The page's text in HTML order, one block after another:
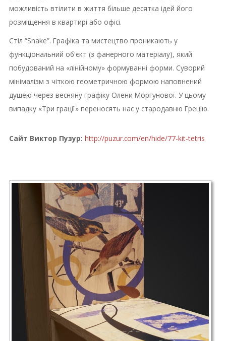
можливість втілити в життя більше десятка ідей його
розміщення в квартирі або офісі.
Стіл “Snake”. Графіка та мистецтво проникають у
функціональний об'єкт (з фанерного матеріалу), який
побудований на «лінійному» формуванні форми. Суворий
мінімалізм з чіткою геометричною формою наповнений
душею через весняну графіку Олени Моргунової. У цьому
випадку «Три грації» переносять нас у стародавню Грецію.
Сайт Виктор Пузур: http://puzur.com/en/hide/77-kit-tetris